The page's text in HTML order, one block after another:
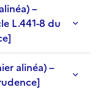
–
L.441-8 du
alinéa) –